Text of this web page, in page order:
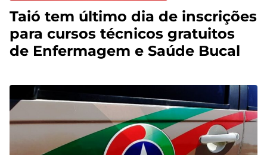
Taió tem último dia de inscrições
para cursos técnicos gratuitos
de Enfermagem e Saúde Bucal